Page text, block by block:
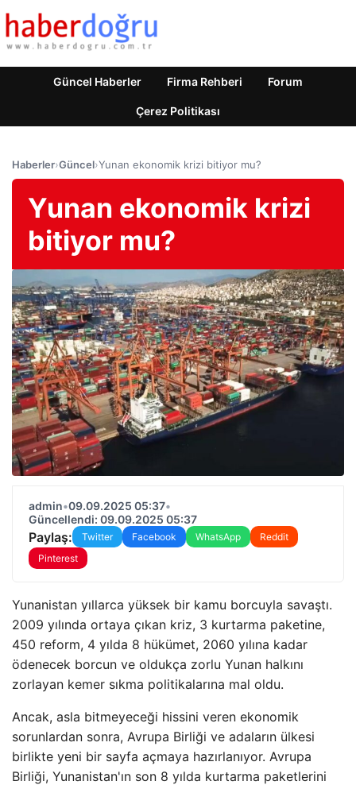
Güncel Haberler Firma Rehberi Forum
Çerez Politikası
Haberler›Güncel›Yunan ekonomik krizi bitiyor mu?
Yunan ekonomik krizi
bitiyor mu?
admin•09.09.2025 05:37•
Güncellendi: 09.09.2025 05:37
Paylaş: Twitter Facebook WhatsApp
Reddit
Pinterest
Yunanistan yıllarca yüksek bir kamu borcuyla savaştı.
2009 yılında ortaya çıkan kriz, 3 kurtarma paketine,
450 reform, 4 yılda 8 hükümet, 2060 yılına kadar
ödenecek borcun ve oldukça zorlu Yunan halkını
zorlayan kemer sıkma politikalarına mal oldu.
Ancak, asla bitmeyeceği hissini veren ekonomik
sorunlardan sonra, Avrupa Birliği ve adaların ülkesi
birlikte yeni bir sayfa açmaya hazırlanıyor. Avrupa
Birliği, Yunanistan'ın son 8 yılda kurtarma paketlerini